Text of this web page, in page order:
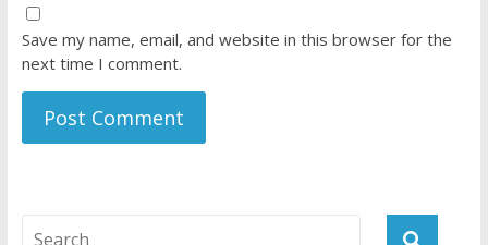
Save my name, email, and website in this browser for the
next time I comment.